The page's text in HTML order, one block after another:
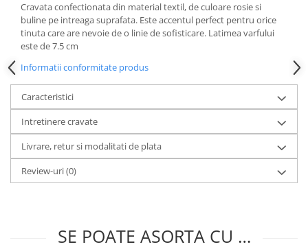
Cravata confectionata din material textil, de culoare rosie si
buline pe intreaga suprafata. Este accentul perfect pentru orice
tinuta care are nevoie de o linie de sofisticare. Latimea varfului
este de 7.5 cm
Informatii conformitate produs
Caracteristici
Intretinere cravate
Livrare, retur si modalitati de plata
Review-uri(0)
SE POATE ASORTA CU …